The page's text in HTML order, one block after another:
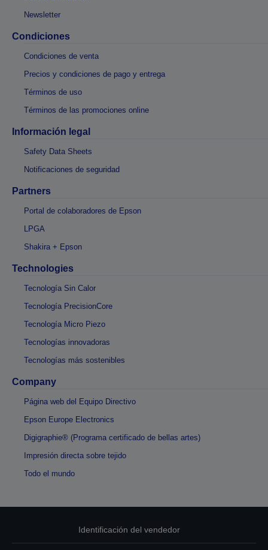
Newsletter
Condiciones
Condiciones de venta
Precios y condiciones de pago y entrega
Términos de uso
Términos de las promociones online
Información legal
Safety Data Sheets
Notificaciones de seguridad
Partners
Portal de colaboradores de Epson
LPGA
Shakira + Epson
Technologies
Tecnología Sin Calor
Tecnología PrecisionCore
Tecnología Micro Piezo
Tecnologías innovadoras
Tecnologías más sostenibles
Company
Página web del Equipo Directivo
Epson Europe Electronics
Digigraphie® (Programa certificado de bellas artes)
Impresión directa sobre tejido
Todo el mundo
Identificación del vendedor